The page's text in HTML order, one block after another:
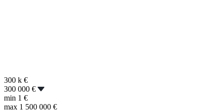
300 k €
300 000 €
min 1 €
max 1 500 000 €